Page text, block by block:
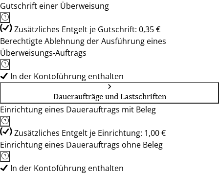
Gutschrift einer Überweisung
Zusätzliches Entgelt je Gutschrift: 0,35 €
Berechtigte Ablehnung der Ausführung eines
Überweisungs-Auftrags
In der Kontoführung enthalten
Daueraufträge und Lastschriften
Einrichtung eines Dauerauftrags mit Beleg
Zusätzliches Entgelt je Einrichtung: 1,00 €
Einrichtung eines Dauerauftrags ohne Beleg
In der Kontoführung enthalten